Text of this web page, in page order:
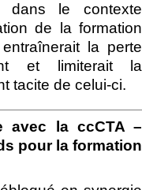
dans le contexte
de la formation
la perte
et limiterait la
tacite de celui-ci.
avec la ccCTA –
pour la formation